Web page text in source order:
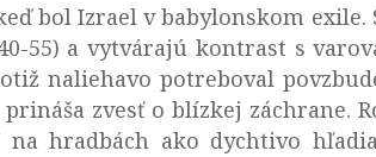
bol Izrael v babylonskom exile.
55) a vytvárajú kontrast s
naliehavo potreboval
zvesť o blízkej záchrane.
hradbách ako dychtivo